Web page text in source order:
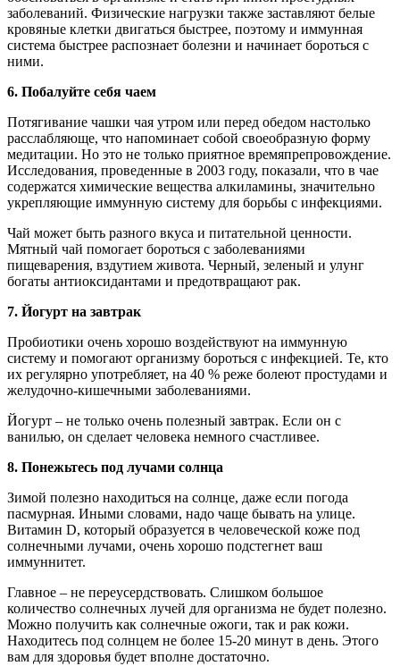
заболеваний. Физические нагрузки также заставляют белые
кровяные клетки двигаться быстрее, поэтому и иммунная
система быстрее распознает болезни и начинает бороться с
ними.
6. Побалуйте себя чаем
Потягивание чашки чая утром или перед обедом настолько
расслабляюще, что напоминает собой своеобразную форму
медитации. Но это не только приятное времяпрепровождение.
Исследования, проведенные в 2003 году, показали, что в чае
содержатся химические вещества алкиламины, значительно
укрепляющие иммунную систему для борьбы с инфекциями.
Чай может быть разного вкуса и питательной ценности.
Мятный чай помогает бороться с заболеваниями
пищеварения, вздутием живота. Черный, зеленый и улунг
богаты антиоксидантами и предотвращают рак.
7. Йогурт на завтрак
Пробиотики очень хорошо воздействуют на иммунную
систему и помогают организму бороться с инфекцией. Те, кто
их регулярно употребляет, на 40 % реже болеют простудами и
желудочно-кишечными заболеваниями.
Йогурт – не только очень полезный завтрак. Если он с
ванилью, он сделает человека немного счастливее.
8. Понежьтесь под лучами солнца
Зимой полезно находиться на солнце, даже если погода
пасмурная. Иными словами, надо чаще бывать на улице.
Витамин D, который образуется в человеческой коже под
солнечными лучами, очень хорошо подстегнет ваш
иммуннитет.
Главное – не переусердствовать. Слишком большое
количество солнечных лучей для организма не будет полезно.
Можно получить как солнечные ожоги, так и рак кожи.
Находитесь под солнцем не более 15-20 минут в день. Этого
вам для здоровья будет вполне достаточно.